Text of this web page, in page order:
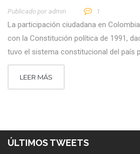
Publicado por Admin 1
La participación ciudadana en
con la Constitución política de 1991,
tuvo el sistema constitucional del país
LEER MÁS
ÚLTIMOS TWEETS